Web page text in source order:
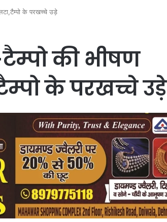
के परखच्चे उड़े
की भीषण
के परखच्चे उड़े